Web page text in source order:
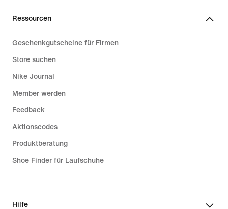
Ressourcen
Geschenkgutscheine für Firmen
Store suchen
Nike Journal
Member werden
Feedback
Aktionscodes
Produktberatung
Shoe Finder für Laufschuhe
Hilfe